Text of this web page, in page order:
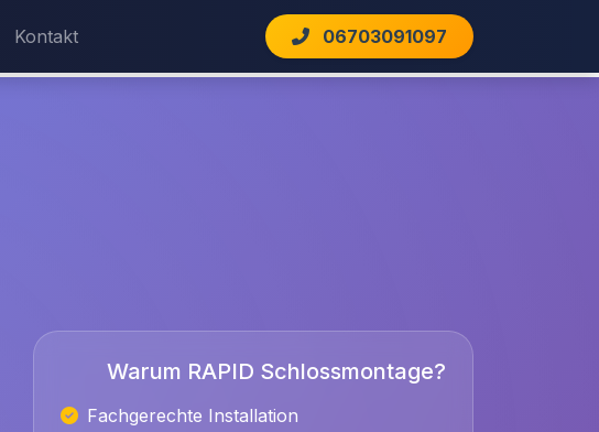
Kontakt 06703091097
Warum RAPID Schlossmontage?
Fachgerechte Installation